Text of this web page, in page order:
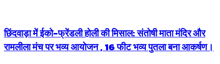
छिंदवाड़ा में ईको-फ्रेंडली होली की मिसाल: संतोषी माता मंदिर और
रामलीला मंच पर भव्य आयोजन , 16 फीट भव्य पुतला बना आकर्षण।